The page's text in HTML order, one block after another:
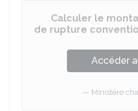
Calculer le
de rupture
Accéder
Ministère